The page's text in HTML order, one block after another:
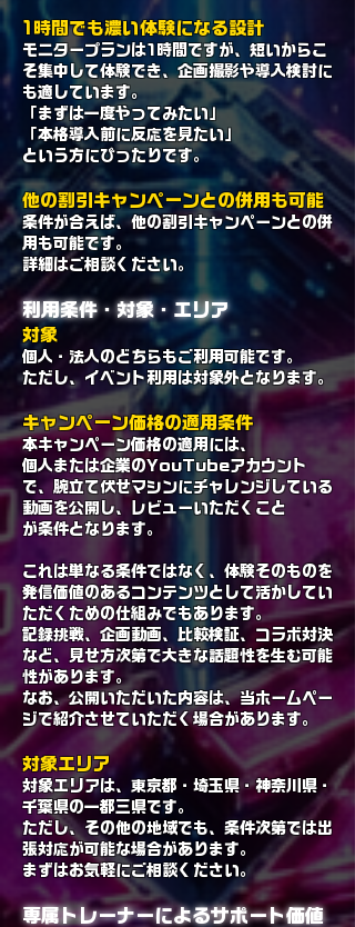
1時間でも濃い体験になる設計
モニタープランは1時間ですが、短いからこ
そ集中して体験でき、企画撮影や導入検討に
も適しています。
「まずは一度やってみたい」
「本格導入前に反応を見たい」
という方にぴったりです。
他の割引キャンペーンとの併用も可能
条件が合えば、他の割引キャンペーンとの併
用も可能です。
詳細はご相談ください。
利用条件・対象・エリア
対象
個人・法人のどちらもご利用可能です。
ただし、イベント利用は対象外となります。
キャンペーン価格の適用条件
本キャンペーン価格の適用には、
個人または企業のYouTubeアカウント
で、腕立て伏せマシンにチャレンジしている
動画を公開し、レビューいただくこと
が条件となります。
これは単なる条件ではなく、体験そのものを
発信価値のあるコンテンツとして活かしてい
ただくための仕組みでもあります。
記録挑戦、企画動画、比較検証、コラボ対決
など、見せ方次第で大きな話題性を生む可能
性があります。
なお、公開いただいた内容は、当ホームペー
ジで紹介させていただく場合があります。
対象エリア
対象エリアは、東京都・埼玉県・神奈川県・
千葉県の一都三県です。
ただし、その他の地域でも、条件次第では出
張対応が可能な場合があります。
まずはお気軽にご相談ください。
専属トレーナーによるサポート価値